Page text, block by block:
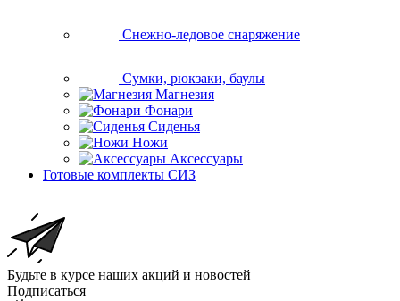
Снежно-ледовое снаряжение
Сумки, рюкзаки, баулы
Магнезия
Фонари
Сиденья
Ножи
Аксессуары
Готовые комплекты СИЗ
Будьте в курсе наших акций и новостей
Подписаться